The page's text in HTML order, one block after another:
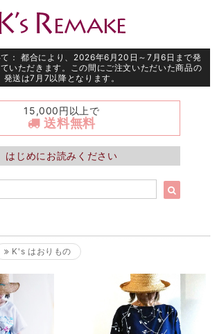
： 都合により、2026年6月20日～7月6日まで発
いただきます。この間にご注文いただいた商品の
発送は7月7以降となります。
15,000円以上で
送料無料
はじめにお読みください
K's はおりもの